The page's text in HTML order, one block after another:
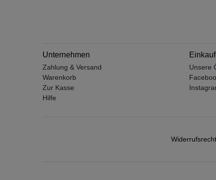
Unternehmen
Zahlung & Versand
Warenkorb
Zur Kasse
Hilfe
Unsere
Widerrufs­recht